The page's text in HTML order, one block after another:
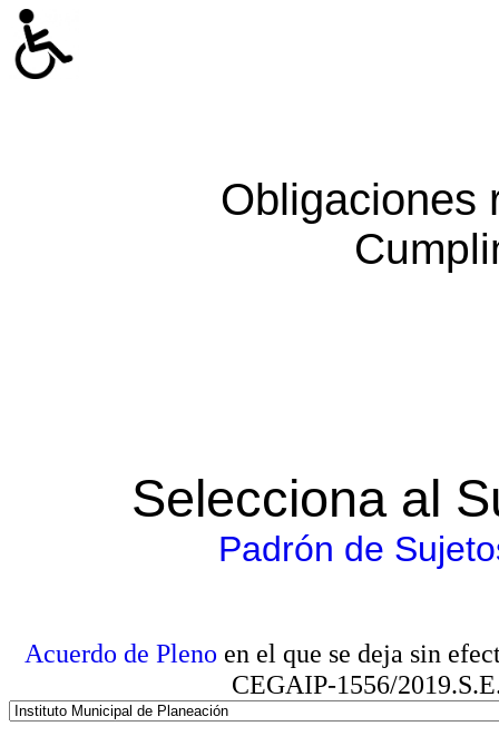
Obligaciones
Selecciona al
Padrón de
Acuerdo de Pleno en el que se deja sin
CEGAIP-1556/